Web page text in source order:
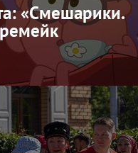
«Смешарики.